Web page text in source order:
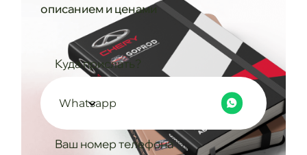
описанием и ценами
Куда прислать?
Whatsapp
Ваш номер телефона